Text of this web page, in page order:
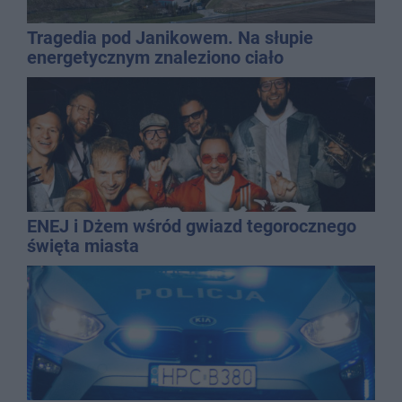
Tragedia pod Janikowem. Na słupie
energetycznym znaleziono ciało
mężczyzny
ENEJ i Dżem wśród gwiazd tegorocznego
święta miasta